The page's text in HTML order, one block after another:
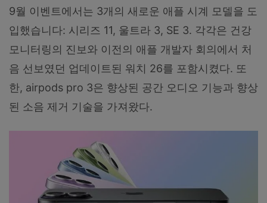
9월 이벤트에서는 3개의 새로운 애플 시계 모델을 도
입했습니다: 시리즈 11, 울트라 3, SE 3. 각각은 건강
모니터링의 진보와 이전의 애플 개발자 회의에서 처
음 선보였던 업데이트된 워치 26를 포함시켰다. 또
한, airpods pro 3은 향상된 공간 오디오 기능과 향상
된 소음 제거 기술을 가져왔다.